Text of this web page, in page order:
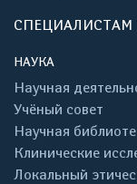
СПЕЦИАЛИСТАМ
НАУКА
Научная
Учёный совет
Научная
Клинические
Локальный